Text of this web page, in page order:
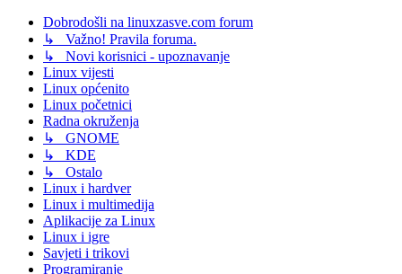
Dobrodošli na linuxzasve.com forum
↳ Važno! Pravila foruma.
↳ Novi korisnici - upoznavanje
Linux vijesti
Linux općenito
Linux početnici
Radna okruženja
↳ GNOME
↳ KDE
↳ Ostalo
Linux i hardver
Linux i multimedija
Aplikacije za Linux
Linux i igre
Savjeti i trikovi
Programiranje